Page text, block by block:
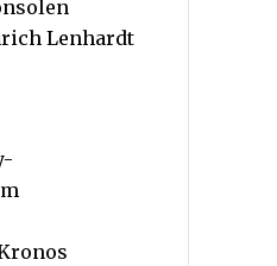
Lenhardt